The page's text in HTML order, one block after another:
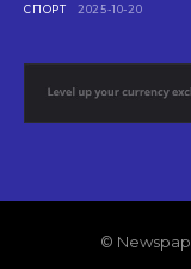
СПОРТ 2025-10-20
©